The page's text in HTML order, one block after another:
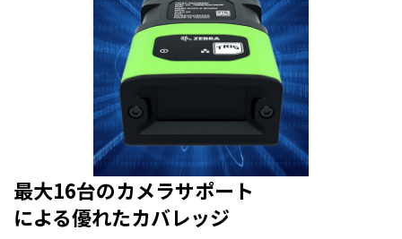
最大16台のカメラサポート
による優れたカバレッジ